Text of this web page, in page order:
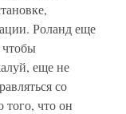
Роланд еще
чтобы
еще не
со
того, что он